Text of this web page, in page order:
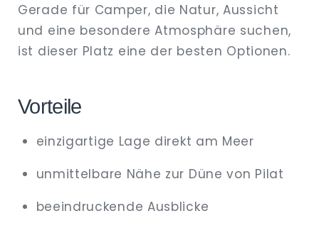
Gerade für Camper, die Natur, Aussicht
und eine besondere Atmosphäre suchen,
ist dieser Platz eine der besten Optionen.
Vorteile
einzigartige Lage direkt am Meer
unmittelbare Nähe zur Düne von Pilat
beeindruckende Ausblicke